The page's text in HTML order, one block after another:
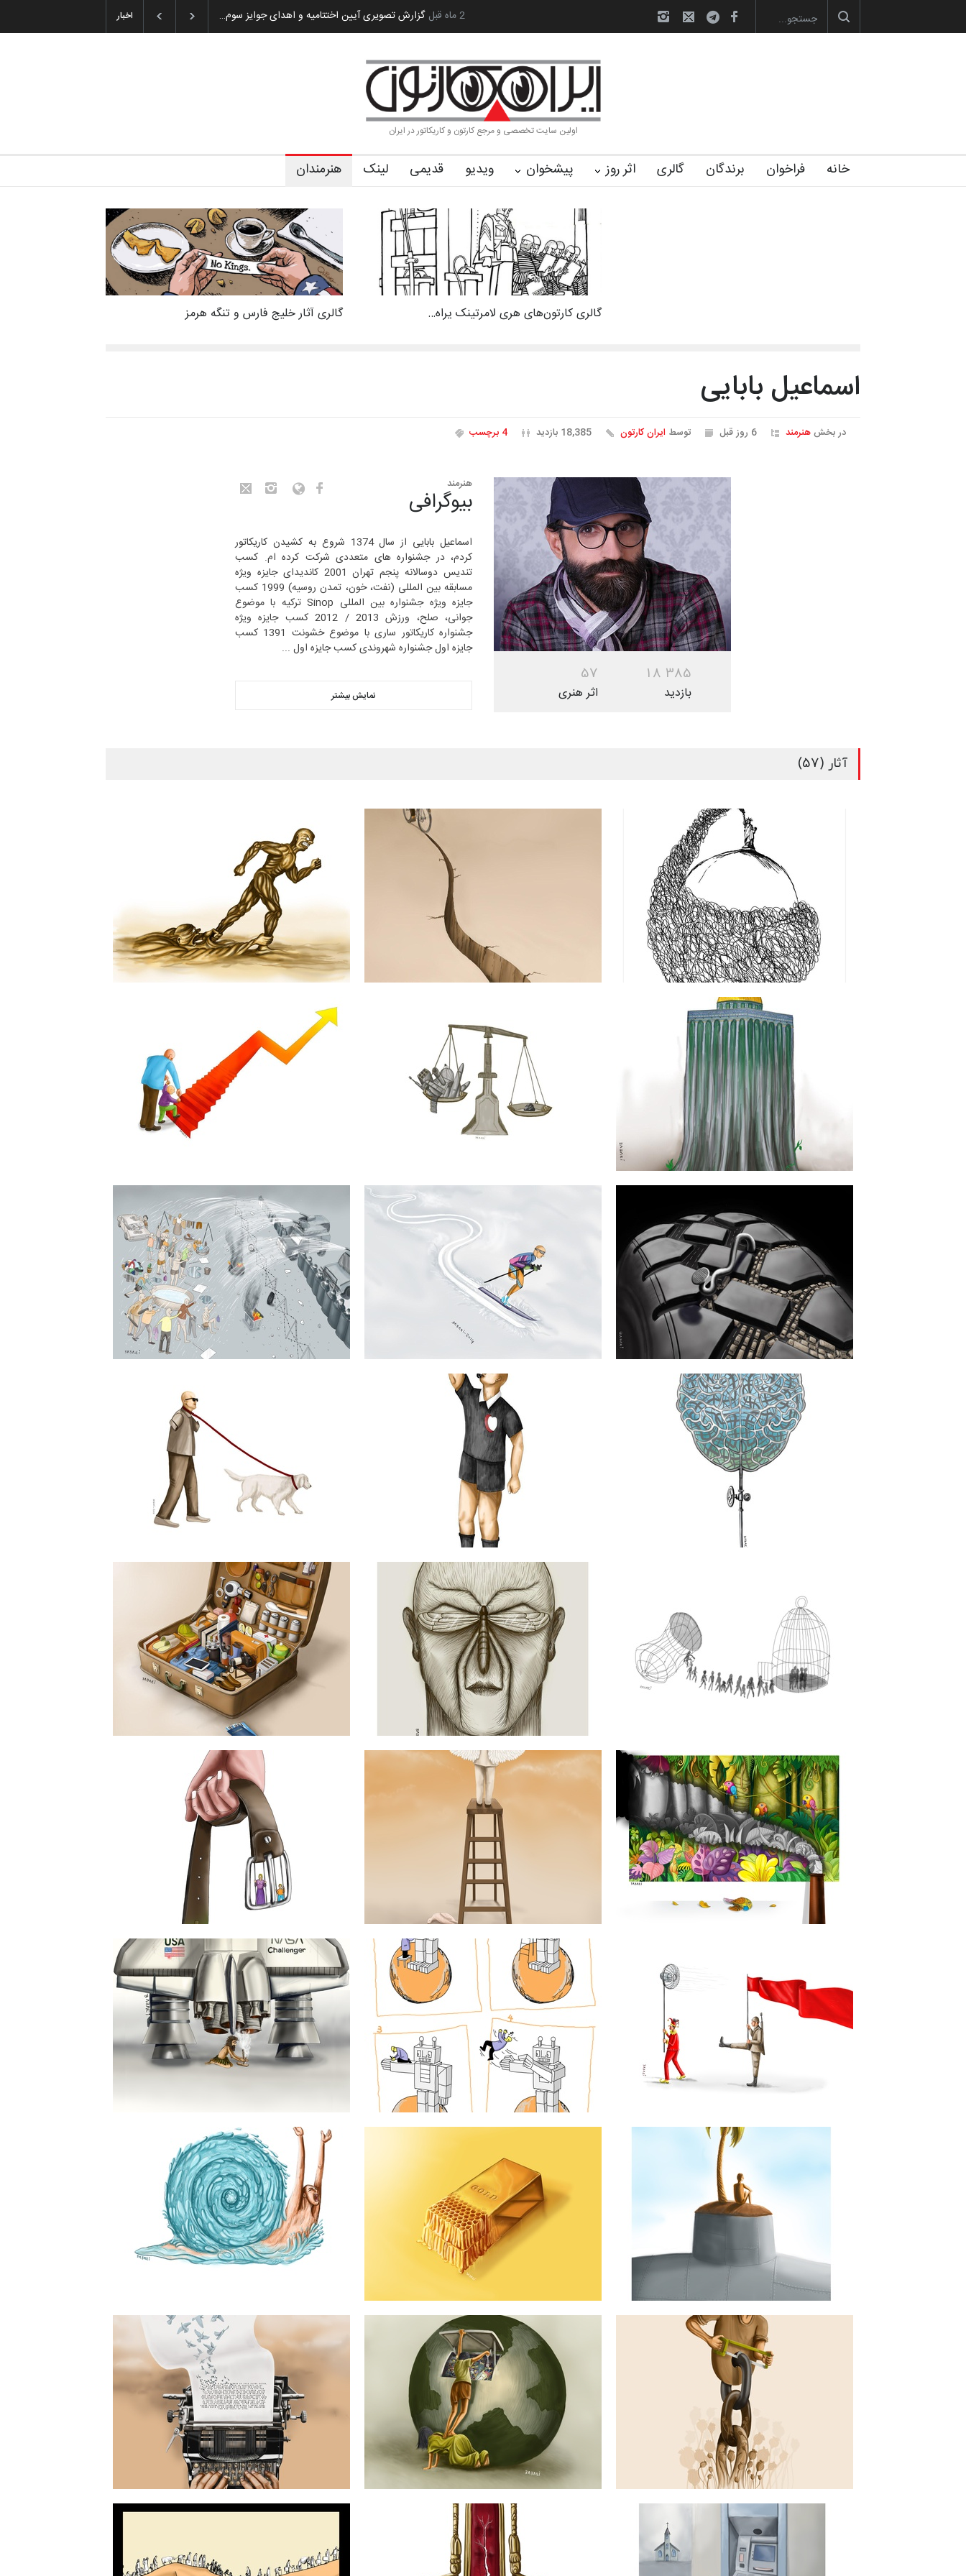
اخبار به یاد اردوغان باشول (۱۹۳۶–۲۰۲۶) رویداد کارگاهی کارتون و پوستر «ایران سربلند»… آغاز دوره‌های تخصصی فصل تابستان 1405 خانه کا… آیین اختتامیه و اهدای جوایز سوم… 2 ماه قبل
اولین سایت تخصصی و مرجع کارتون و کاریکاتور در ایران
خانه فراخوان برندگان گالری اثر روز پیشخوان ویدیو قدیمی لینک هنرمندان
گالری آثار خلیج فارس و تنگه هرمز گالری کارتون‌های هری لامرتینک یراه…
اسماعیل بابایی
در بخشهنرمند 6 روز قبل توسط ایران کارتون 18,385 بازدید 4 برچسب
18 385
بازدید
57
اثر هنری
هنرمند
بیوگرافی
اسماعیل بابایی از سال 1374 شروع به کشیدن کاریکاتور
کردم، در جشنواره های متعددی شرکت کرده ام. کسب
تندیس دوسالانه پنجم تهران 2001 کاندیدای جایزه ویژه
مسابقه بین المللی (نفت، خون، تمدن روسیه) 1999 کسب
جایزه ویژه جشنواره بین المللی Sinop ترکیه با موضوع
جوانی، صلح، ورزش 2013 / 2012 کسب جایزه ویژه
جشنواره کاریکاتور ساری با موضوع خشونت 1391 کسب
جایزه اول جشنواره شهروندی کسب جایزه اول ...
نمایش بیشتر
آثار (57)